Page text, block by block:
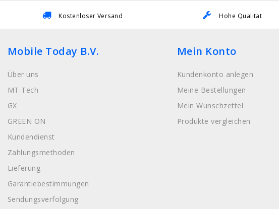
Kostenloser Versand Hohe Qualität
Mobile Today B.V.
Über uns
MT Tech
GX
GREEN ON
Kundendienst
Zahlungsmethoden
Lieferung
Garantiebestimmungen
Sendungsverfolgung
Mein Konto
Kundenkonto anlegen
Meine Bestellungen
Mein Wunschzettel
Produkte vergleichen